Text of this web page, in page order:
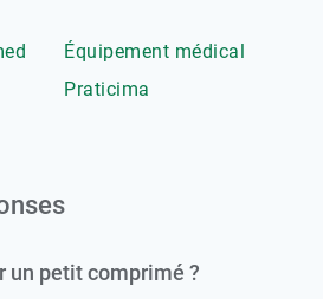
Équipement médical
Praticima
un petit comprimé ?